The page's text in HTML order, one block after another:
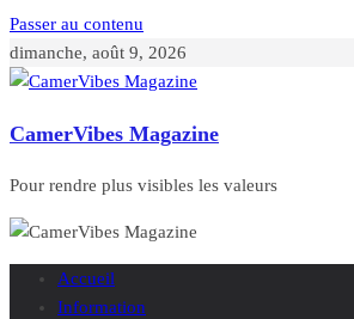
Passer au contenu
dimanche, août 9, 2026
CamerVibes Magazine
Pour rendre plus visibles les valeurs
Accueil
Information